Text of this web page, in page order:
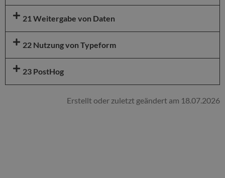
21 Weitergabe von Daten
22 Nutzung von Typeform
23 PostHog
Erstellt oder zuletzt geändert am 18.07.2026